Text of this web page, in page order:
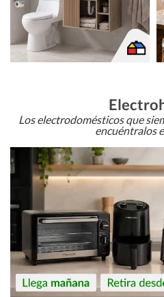
Los electrodomésticos que
encuéntralos